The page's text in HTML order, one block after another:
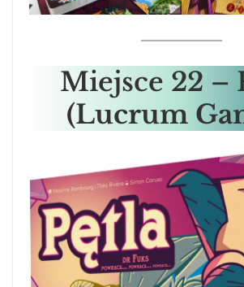
Miejsce 22 –
(Lucrum